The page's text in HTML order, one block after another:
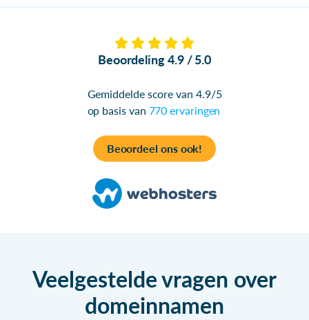
Beoordeling 4.9 / 5.0
Gemiddelde score van 4.9/5
op basis van 770 ervaringen
Beoordeel ons ook!
Veelgestelde vragen over
domeinnamen